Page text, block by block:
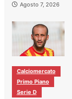
Agosto 7, 2026
Calciomercato
Primo Piano
Serie D